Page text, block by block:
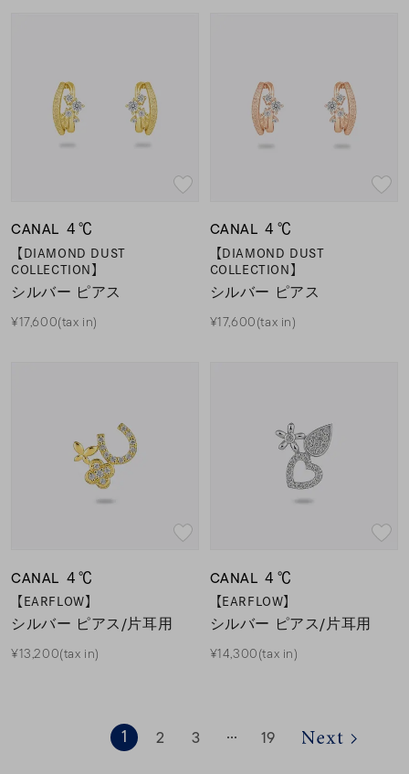
CANAL ４℃
【DIAMOND DUST
COLLECTION】
シルバー ピアス
¥17,600(tax in)
CANAL ４℃
【DIAMOND DUST
COLLECTION】
シルバー ピアス
¥17,600(tax in)
CANAL ４℃
【EARFLOW】
シルバー ピアス/片耳用
¥13,200(tax in)
CANAL ４℃
【EARFLOW】
シルバー ピアス/片耳用
¥14,300(tax in)
1 2 3 ⋯ 19